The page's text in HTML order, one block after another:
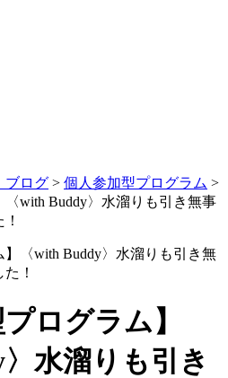
ブログ > 個人参加型プログラム >
〈with Buddy〉水溜りも引き無事
ログラム】
〉水溜りも引き